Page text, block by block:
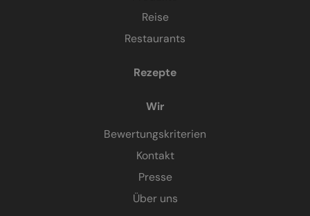
Reise
Restaurants
Rezepte
Wir
Bewertungskriterien
Kontakt
Presse
Über uns